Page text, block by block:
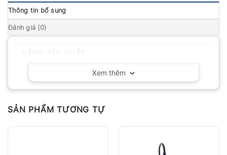
Thông tin bổ sung
Đánh giá (0)
Xem thêm
SẢN PHẨM TƯƠNG TỰ